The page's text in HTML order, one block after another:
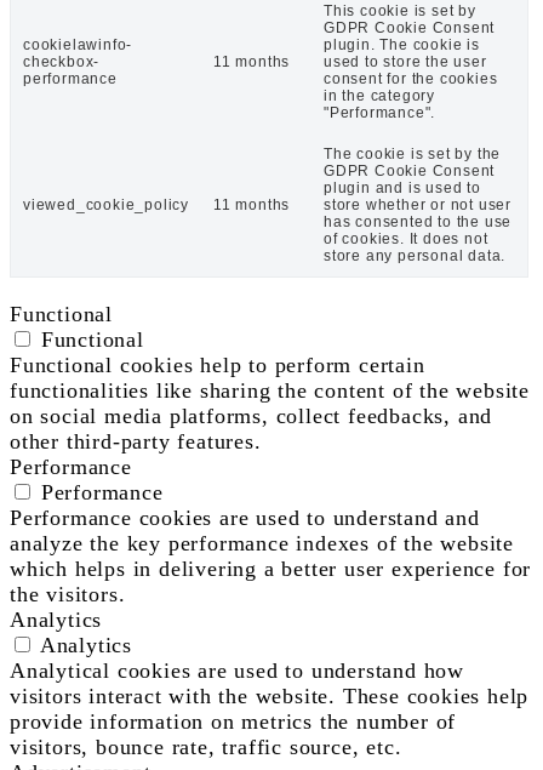
cookielawinfo-
checkbox-
performance
11 months
This cookie is set by
GDPR Cookie Consent
plugin. The cookie is
used to store the user
consent for the cookies
in the category
"Performance".
viewed_cookie_policy 11 months
The cookie is set by the
GDPR Cookie Consent
plugin and is used to
store whether or not user
has consented to the use
of cookies. It does not
store any personal data.
Functional
Functional
Functional cookies help to perform certain
functionalities like sharing the content of the website
on social media platforms, collect feedbacks, and
other third-party features.
Performance
Performance
Performance cookies are used to understand and
analyze the key performance indexes of the website
which helps in delivering a better user experience for
the visitors.
Analytics
Analytics
Analytical cookies are used to understand how
visitors interact with the website. These cookies help
provide information on metrics the number of
visitors, bounce rate, traffic source, etc.